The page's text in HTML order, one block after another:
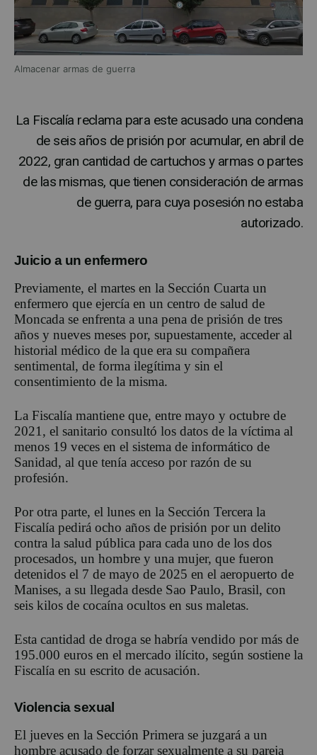
Almacenar armas de guerra
La Fiscalía reclama para este acusado una condena
de seis años de prisión por acumular, en abril de
2022, gran cantidad de cartuchos y armas o partes
de las mismas, que tienen consideración de armas
de guerra, para cuya posesión no estaba
autorizado.
Juicio a un enfermero
Previamente, el martes en la Sección Cuarta un
enfermero que ejercía en un centro de salud de
Moncada se enfrenta a una pena de prisión de tres
años y nueves meses por, supuestamente, acceder al
historial médico de la que era su compañera
sentimental, de forma ilegítima y sin el
consentimiento de la misma.
La Fiscalía mantiene que, entre mayo y octubre de
2021, el sanitario consultó los datos de la víctima al
menos 19 veces en el sistema de informático de
Sanidad, al que tenía acceso por razón de su
profesión.
Por otra parte, el lunes en la Sección Tercera la
Fiscalía pedirá ocho años de prisión por un delito
contra la salud pública para cada uno de los dos
procesados, un hombre y una mujer, que fueron
detenidos el 7 de mayo de 2025 en el aeropuerto de
Manises, a su llegada desde Sao Paulo, Brasil, con
seis kilos de cocaína ocultos en sus maletas.
Esta cantidad de droga se habría vendido por más de
195.000 euros en el mercado ilícito, según sostiene la
Fiscalía en su escrito de acusación.
Violencia sexual
El jueves en la Sección Primera se juzgará a un
hombre acusado de forzar sexualmente a su pareja